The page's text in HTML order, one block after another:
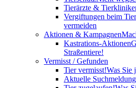
Tierärzte &
Vergiftungen beim Tier
vermeiden
Aktionen & Kampagnen
Kastrations-Aktionen
Straßentiere!
Vermisst / Gefunden
Tier vermisst!Was Sie
Aktuelle